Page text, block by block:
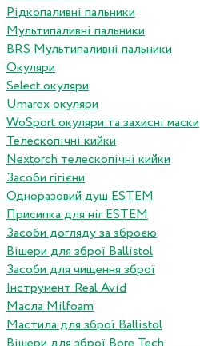
Рідкопаливні пальники
Мультипаливні пальники
BRS Мультипаливні пальники
Окуляри
Select окуляри
Umarex окуляри
WoSport окуляри та захисні маски
Телескопічні кийки
Nextorch телескопічні кийки
Засоби гігієни
Одноразовий душ ESTEM
Присипка для ніг ESTEM
Засоби догляду за зброєю
Вішери для зброї Ballistol
Засоби для чищення зброї
Інструмент Real Avid
Масла Milfoam
Мастила для зброї Ballistol